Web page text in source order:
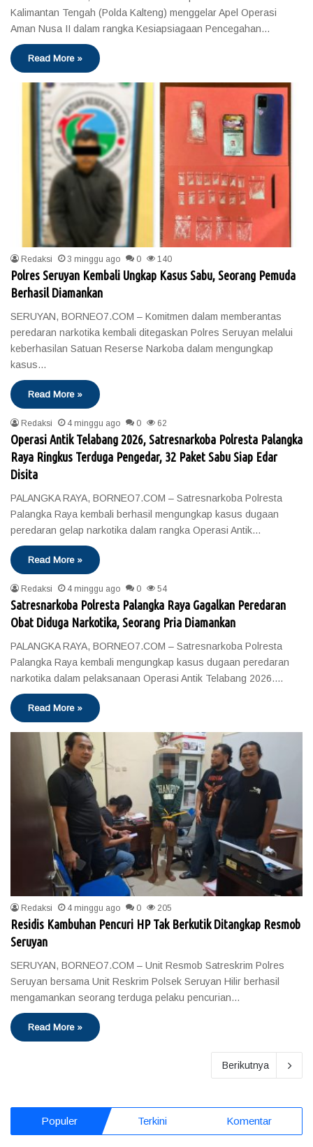
Kalimantan Tengah (Polda Kalteng) menggelar Apel Operasi
Aman Nusa II dalam rangka Kesiapsiagaan Pencegahan…
Read More »
Redaksi 3 minggu ago 0 140
Polres Seruyan Kembali Ungkap Kasus Sabu, Seorang Pemuda
Berhasil Diamankan
SERUYAN, BORNEO7.COM – Komitmen dalam memberantas
peredaran narkotika kembali ditegaskan Polres Seruyan melalui
keberhasilan Satuan Reserse Narkoba dalam mengungkap
kasus…
Read More »
Redaksi 4 minggu ago 0 62
Operasi Antik Telabang 2026, Satresnarkoba Polresta Palangka
Raya Ringkus Terduga Pengedar, 32 Paket Sabu Siap Edar
Disita
PALANGKA RAYA, BORNEO7.COM – Satresnarkoba Polresta
Palangka Raya kembali berhasil mengungkap kasus dugaan
peredaran gelap narkotika dalam rangka Operasi Antik…
Read More »
Redaksi 4 minggu ago 0 54
Satresnarkoba Polresta Palangka Raya Gagalkan Peredaran
Obat Diduga Narkotika, Seorang Pria Diamankan
PALANGKA RAYA, BORNEO7.COM – Satresnarkoba Polresta
Palangka Raya kembali mengungkap kasus dugaan peredaran
narkotika dalam pelaksanaan Operasi Antik Telabang 2026.…
Read More »
Redaksi 4 minggu ago 0 205
Residis Kambuhan Pencuri HP Tak Berkutik Ditangkap Resmob
Seruyan
SERUYAN, BORNEO7.COM – Unit Resmob Satreskrim Polres
Seruyan bersama Unit Reskrim Polsek Seruyan Hilir berhasil
mengamankan seorang terduga pelaku pencurian…
Read More »
Berikutnya
Populer Terkini Komentar